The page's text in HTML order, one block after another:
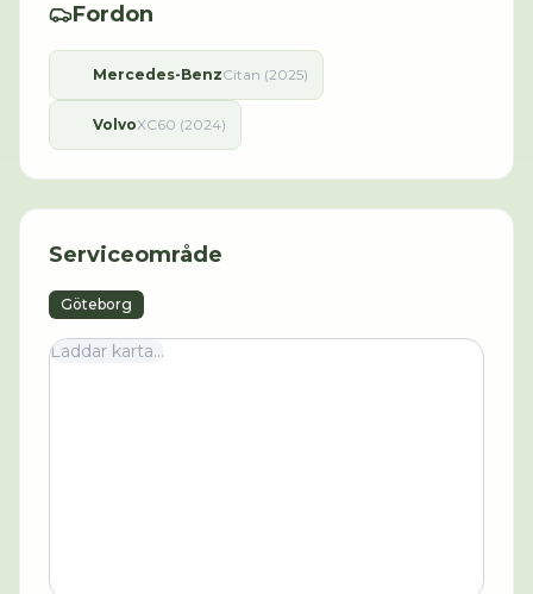
Fordon
Mercedes-BenzCitan (2025)
VolvoXC60 (2024)
Serviceområde
Göteborg
Laddar karta...